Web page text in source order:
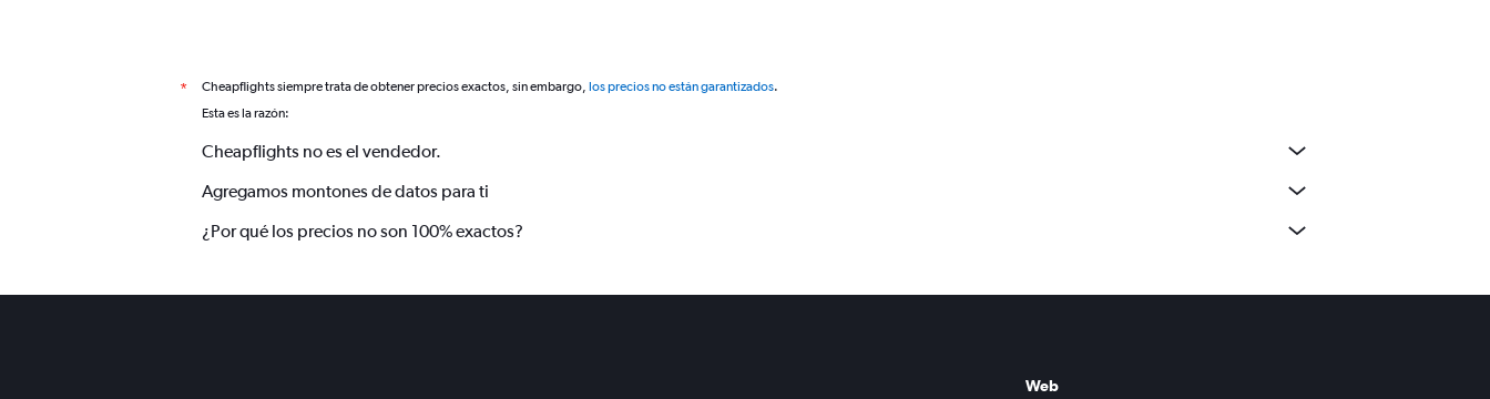
* Cheapflights siempre trata de obtener precios exactos, sin embargo, los precios no están garantizados.
Esta es la razón:
Cheapflights no es el vendedor.
Agregamos montones de datos para ti
¿Por qué los precios no son 100% exactos?
Web